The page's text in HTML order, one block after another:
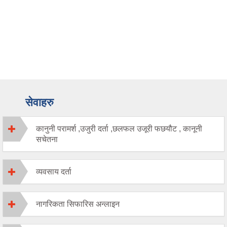
सेवाहरु
कानुनी परामर्श ,उजुरी दर्ता ,छलफल उजूरी फछयौट , कानूनी
सचेतना
व्यवसाय दर्ता
नागरिकता सिफारिस अन्लाइन